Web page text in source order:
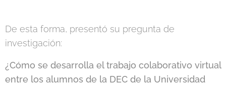
De esta forma, presentó su pregunta de
investigación:
¿Cómo se desarrolla el trabajo colaborativo virtual
entre los alumnos de la DEC de la Universidad